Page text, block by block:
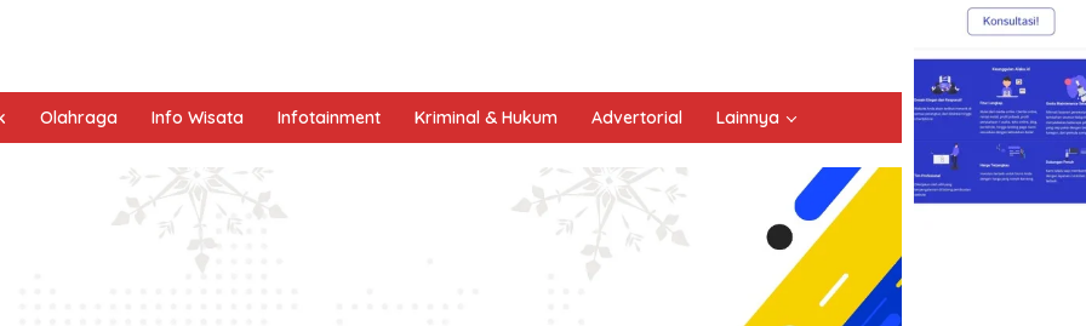
Olahraga Info Wisata Infotainment Kriminal & Hukum Advertorial Lainnya